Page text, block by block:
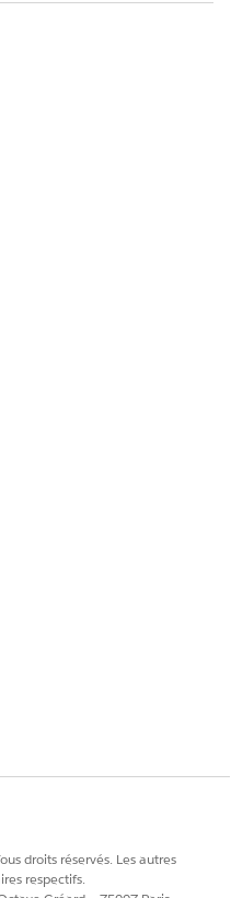
to multiple accounts.
améliorer !
droits réservés. Les autres
respectifs.